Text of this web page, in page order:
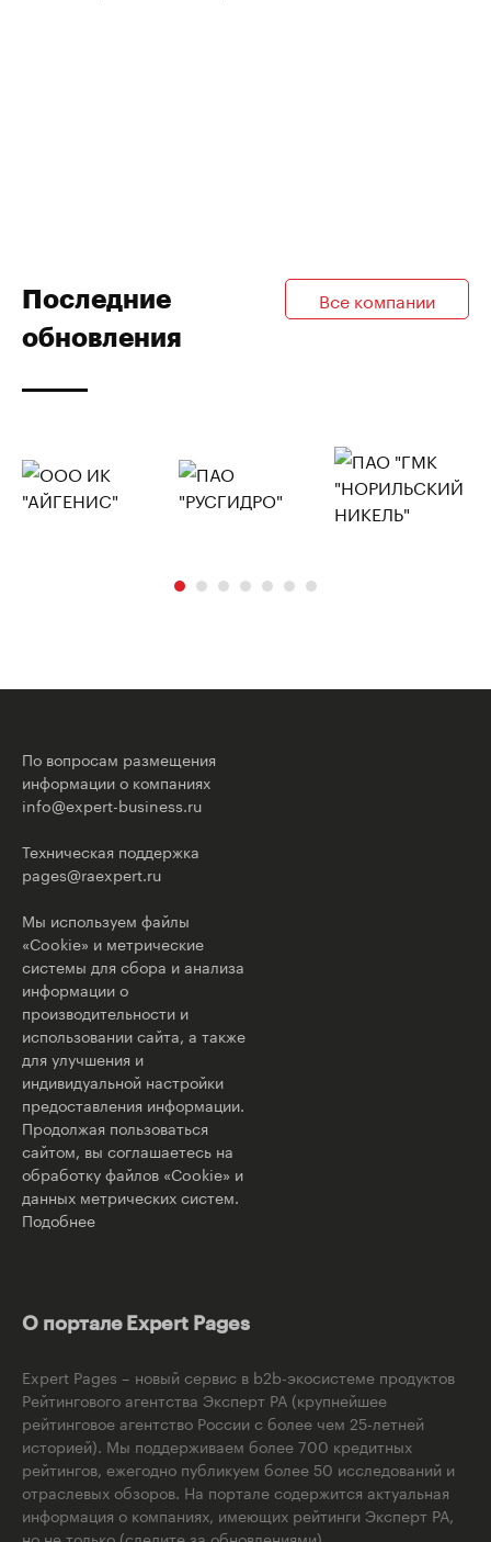
Последние
обновления
Все компании
По вопросам размещения
информации о компаниях
info@expert-business.ru
Техническая поддержка
pages@raexpert.ru
Мы используем файлы
«Cookie» и метрические
системы для сбора и анализа
информации о
производительности и
использовании сайта, а также
для улучшения и
индивидуальной настройки
предоставления информации.
Продолжая пользоваться
сайтом, вы соглашаетесь на
обработку файлов «Cookie» и
данных метрических систем.
Подобнее
О портале Expert Pages
Expert Pages – новый сервис в b2b-экосистеме продуктов
Рейтингового агентства Эксперт РА (крупнейшее
рейтинговое агентство России с более чем 25-летней
историей). Мы поддерживаем более 700 кредитных
рейтингов, ежегодно публикуем более 50 исследований и
отраслевых обзоров. На портале содержится актуальная
информация о компаниях, имеющих рейтинги Эксперт РА,